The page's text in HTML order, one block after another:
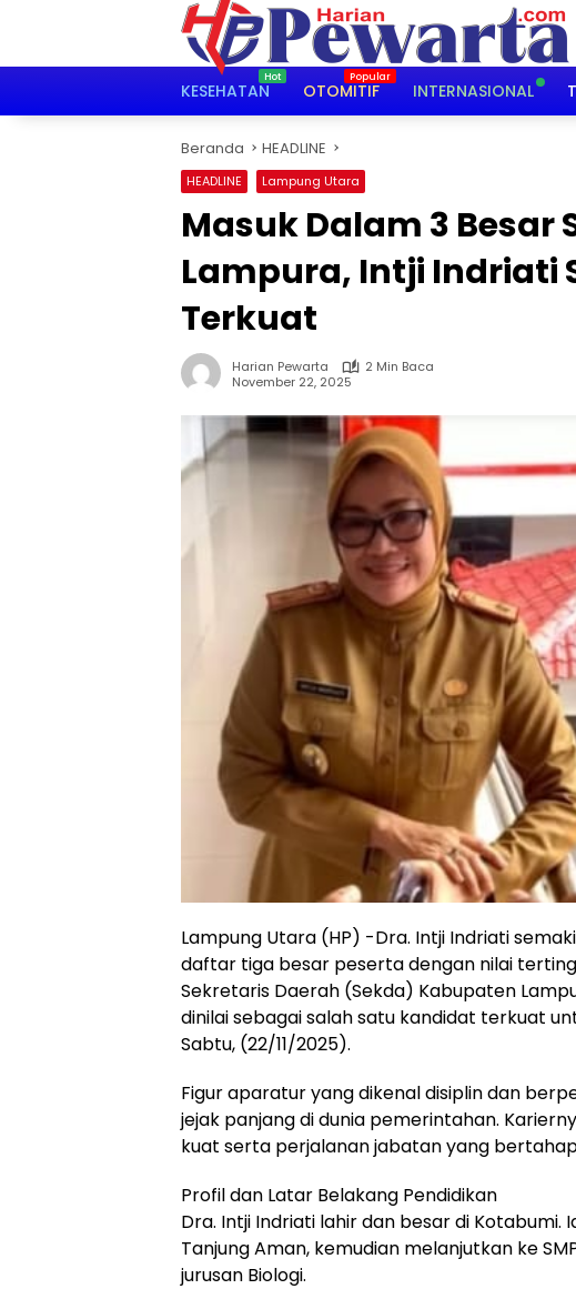
KESEHATAN OTOMITIF INTERNASIONAL
Beranda HEADLINE
HEADLINE Lampung Utara
Masuk Dalam 3 Besar
Lampura, Intji Indriati
Terkuat
Harian Pewarta
2 Min Baca
November 22, 2025
Lampung Utara (HP) -Dra. Intji Indriati
daftar tiga besar peserta dengan nilai
Sekretaris Daerah (Sekda) Kabupaten
dinilai sebagai salah satu kandidat terkuat
Sabtu, (22/11/2025).
Figur aparatur yang dikenal disiplin dan
jejak panjang di dunia pemerintahan.
kuat serta perjalanan jabatan yang
Profil dan Latar Belakang Pendidikan
Dra. Intji Indriati lahir dan besar di Kotabumi.
Tanjung Aman, kemudian melanjutkan ke
jurusan Biologi.